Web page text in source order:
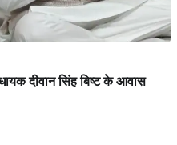
दीवान सिंह बिष्ट के आवास